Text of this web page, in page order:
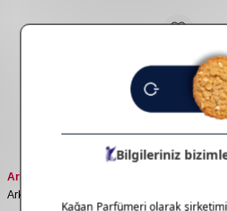
Arko
Arko Hydrate Tıraş Kremi 90 Gr